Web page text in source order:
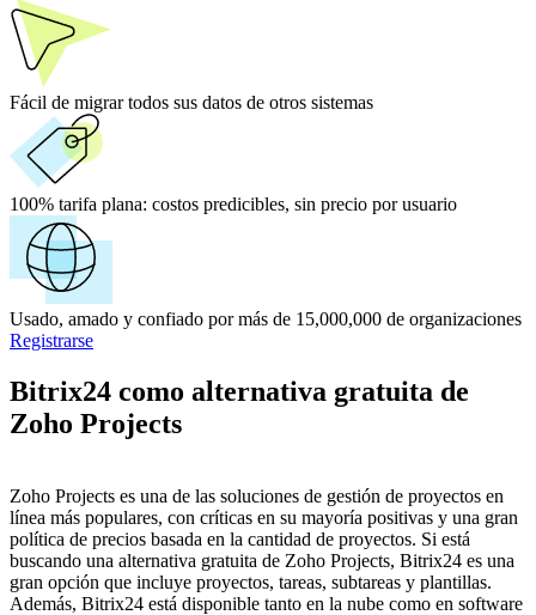
Fácil de migrar todos sus datos de otros sistemas
100% tarifa plana: costos predicibles, sin precio por usuario
Usado, amado y confiado por más de 15,000,000 de organizaciones
Registrarse
Bitrix24 como alternativa gratuita de
Zoho Projects
Zoho Projects es una de las soluciones de gestión de proyectos en
línea más populares, con críticas en su mayoría positivas y una gran
política de precios basada en la cantidad de proyectos. Si está
buscando una alternativa gratuita de Zoho Projects, Bitrix24 es una
gran opción que incluye proyectos, tareas, subtareas y plantillas.
Además, Bitrix24 está disponible tanto en la nube como en software